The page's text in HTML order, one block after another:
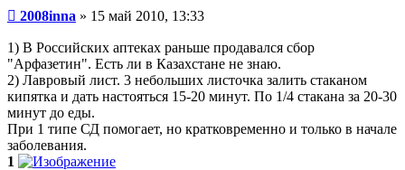
Сообщение
2008inna » 15 май 2010, 13:33
1) В Российских аптеках раньше продавался сбор
"Арфазетин". Есть ли в Казахстане не знаю.
2) Лавровый лист. 3 небольших листочка залить стаканом
кипятка и дать настояться 15-20 минут. По 1/4 стакана за 20-30
минут до еды.
При 1 типе СД помогает, но кратковременно и только в начале
заболевания.
1